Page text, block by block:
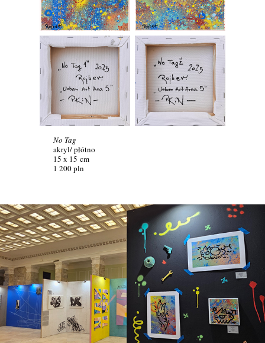
No Tag
akryl/ płótno
15 x 15 cm
1 200 pln